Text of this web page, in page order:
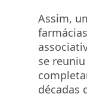
Assim,
se
décadas